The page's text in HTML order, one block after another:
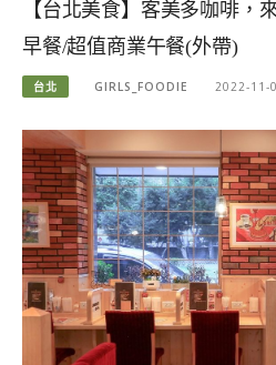
【台北美食】客美多咖啡，
早餐/超值商業午餐(外帶)
台北 GIRLS_FOODIE 2022-11-